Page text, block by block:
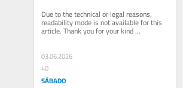
Due to the technical or legal reasons,
readability mode is not available for this
article. Thank you for your kind
understanding.
03.06.2026
40
SÁBADO